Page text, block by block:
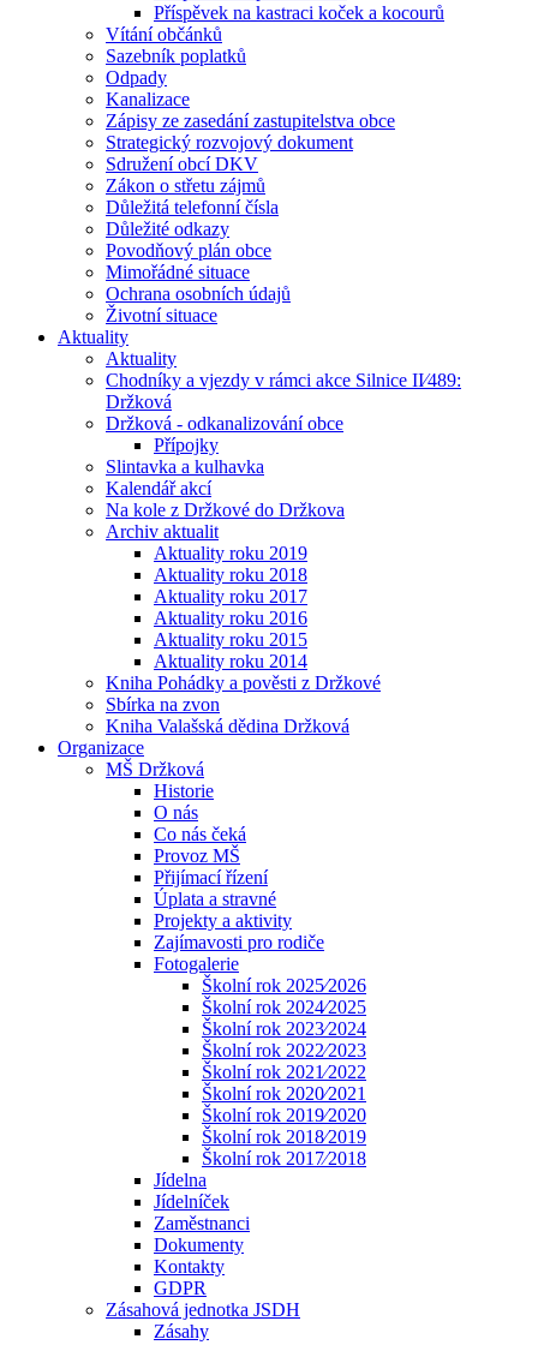
Příspěvek na kastraci koček a kocourů
Vítání občánků
Sazebník poplatků
Odpady
Kanalizace
Zápisy ze zasedání zastupitelstva obce
Strategický rozvojový dokument
Sdružení obcí DKV
Zákon o střetu zájmů
Důležitá telefonní čísla
Důležité odkazy
Povodňový plán obce
Mimořádné situace
Ochrana osobních údajů
Životní situace
Aktuality
Aktuality
Chodníky a vjezdy v rámci akce Silnice II⁄489:
Držková
Držková - odkanalizování obce
Přípojky
Slintavka a kulhavka
Kalendář akcí
Na kole z Držkové do Držkova
Archiv aktualit
Aktuality roku 2019
Aktuality roku 2018
Aktuality roku 2017
Aktuality roku 2016
Aktuality roku 2015
Aktuality roku 2014
Kniha Pohádky a pověsti z Držkové
Sbírka na zvon
Kniha Valašská dědina Držková
Organizace
MŠ Držková
Historie
O nás
Co nás čeká
Provoz MŠ
Přijímací řízení
Úplata a stravné
Projekty a aktivity
Zajímavosti pro rodiče
Fotogalerie
Školní rok 2025⁄2026
Školní rok 2024⁄2025
Školní rok 2023⁄2024
Školní rok 2022⁄2023
Školní rok 2021⁄2022
Školní rok 2020⁄2021
Školní rok 2019⁄2020
Školní rok 2018⁄2019
Školní rok 2017⁄2018
Jídelna
Jídelníček
Zaměstnanci
Dokumenty
Kontakty
GDPR
Zásahová jednotka JSDH
Zásahy